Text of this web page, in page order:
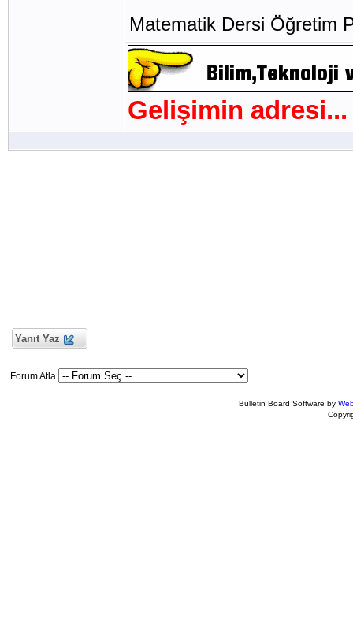
Matematik Dersi Öğretim
Gelişimin adresi...
Yanıt Yaz
Forum Atla
Bulletin Board Software by